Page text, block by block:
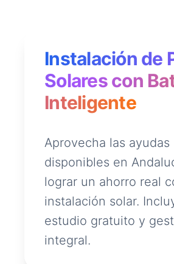
Instalación de
Solares con
Inteligente
Aprovecha las ayudas
disponibles en
lograr un ahorro real
instalación solar.
estudio gratuito y
integral.